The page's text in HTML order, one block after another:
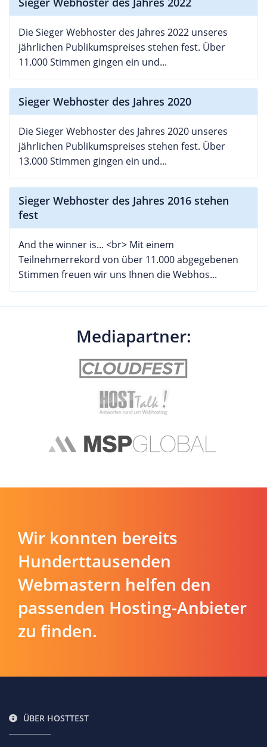
Die Sieger Webhoster des Jahres 2022 unseres
jährlichen Publikumspreises stehen fest. Über
11.000 Stimmen gingen ein und...
Sieger Webhoster des Jahres 2020
Die Sieger Webhoster des Jahres 2020 unseres
jährlichen Publikumspreises stehen fest. Über
13.000 Stimmen gingen ein und...
Sieger Webhoster des Jahres 2016 stehen
fest
And the winner is... <br> Mit einem
Teilnehmerrekord von über 11.000 abgegebenen
Stimmen freuen wir uns Ihnen die Webhos...
Mediapartner:
Wir konnten bereits
Hunderttausenden
Webmastern helfen den
passenden Hosting-Anbieter
zu finden.
ÜBER HOSTTEST